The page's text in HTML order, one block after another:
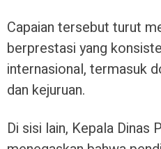
Capaian tersebut turut
berprestasi yang
internasional, termasuk
dan kejuruan.
Di sisi lain, Kepala Dinas